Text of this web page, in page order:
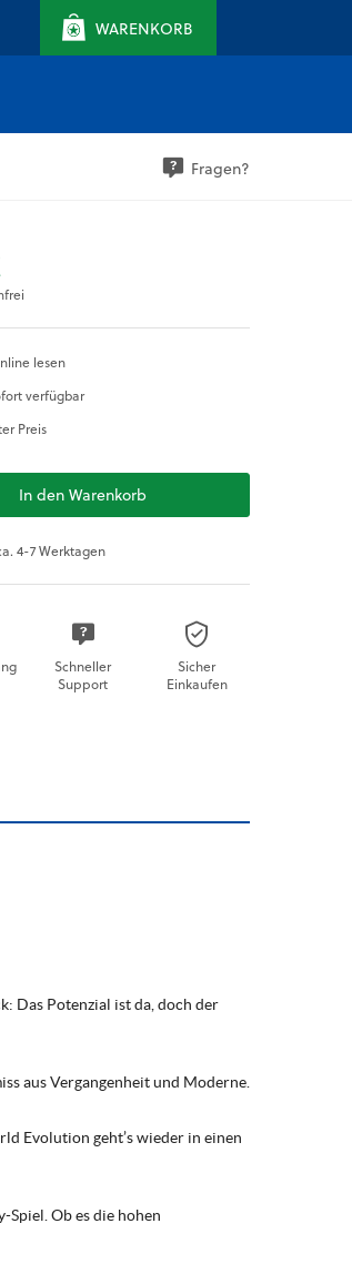
WARENKORB
Fragen?
lesen
verfügbar
Preis
In den Warenkorb
4-7 Werktagen
Schneller
Support
Sicher
Einkaufen
Das Potenzial ist da, doch der
aus Vergangenheit und Moderne.
Evolution geht’s wieder in einen
Ob es die hohen